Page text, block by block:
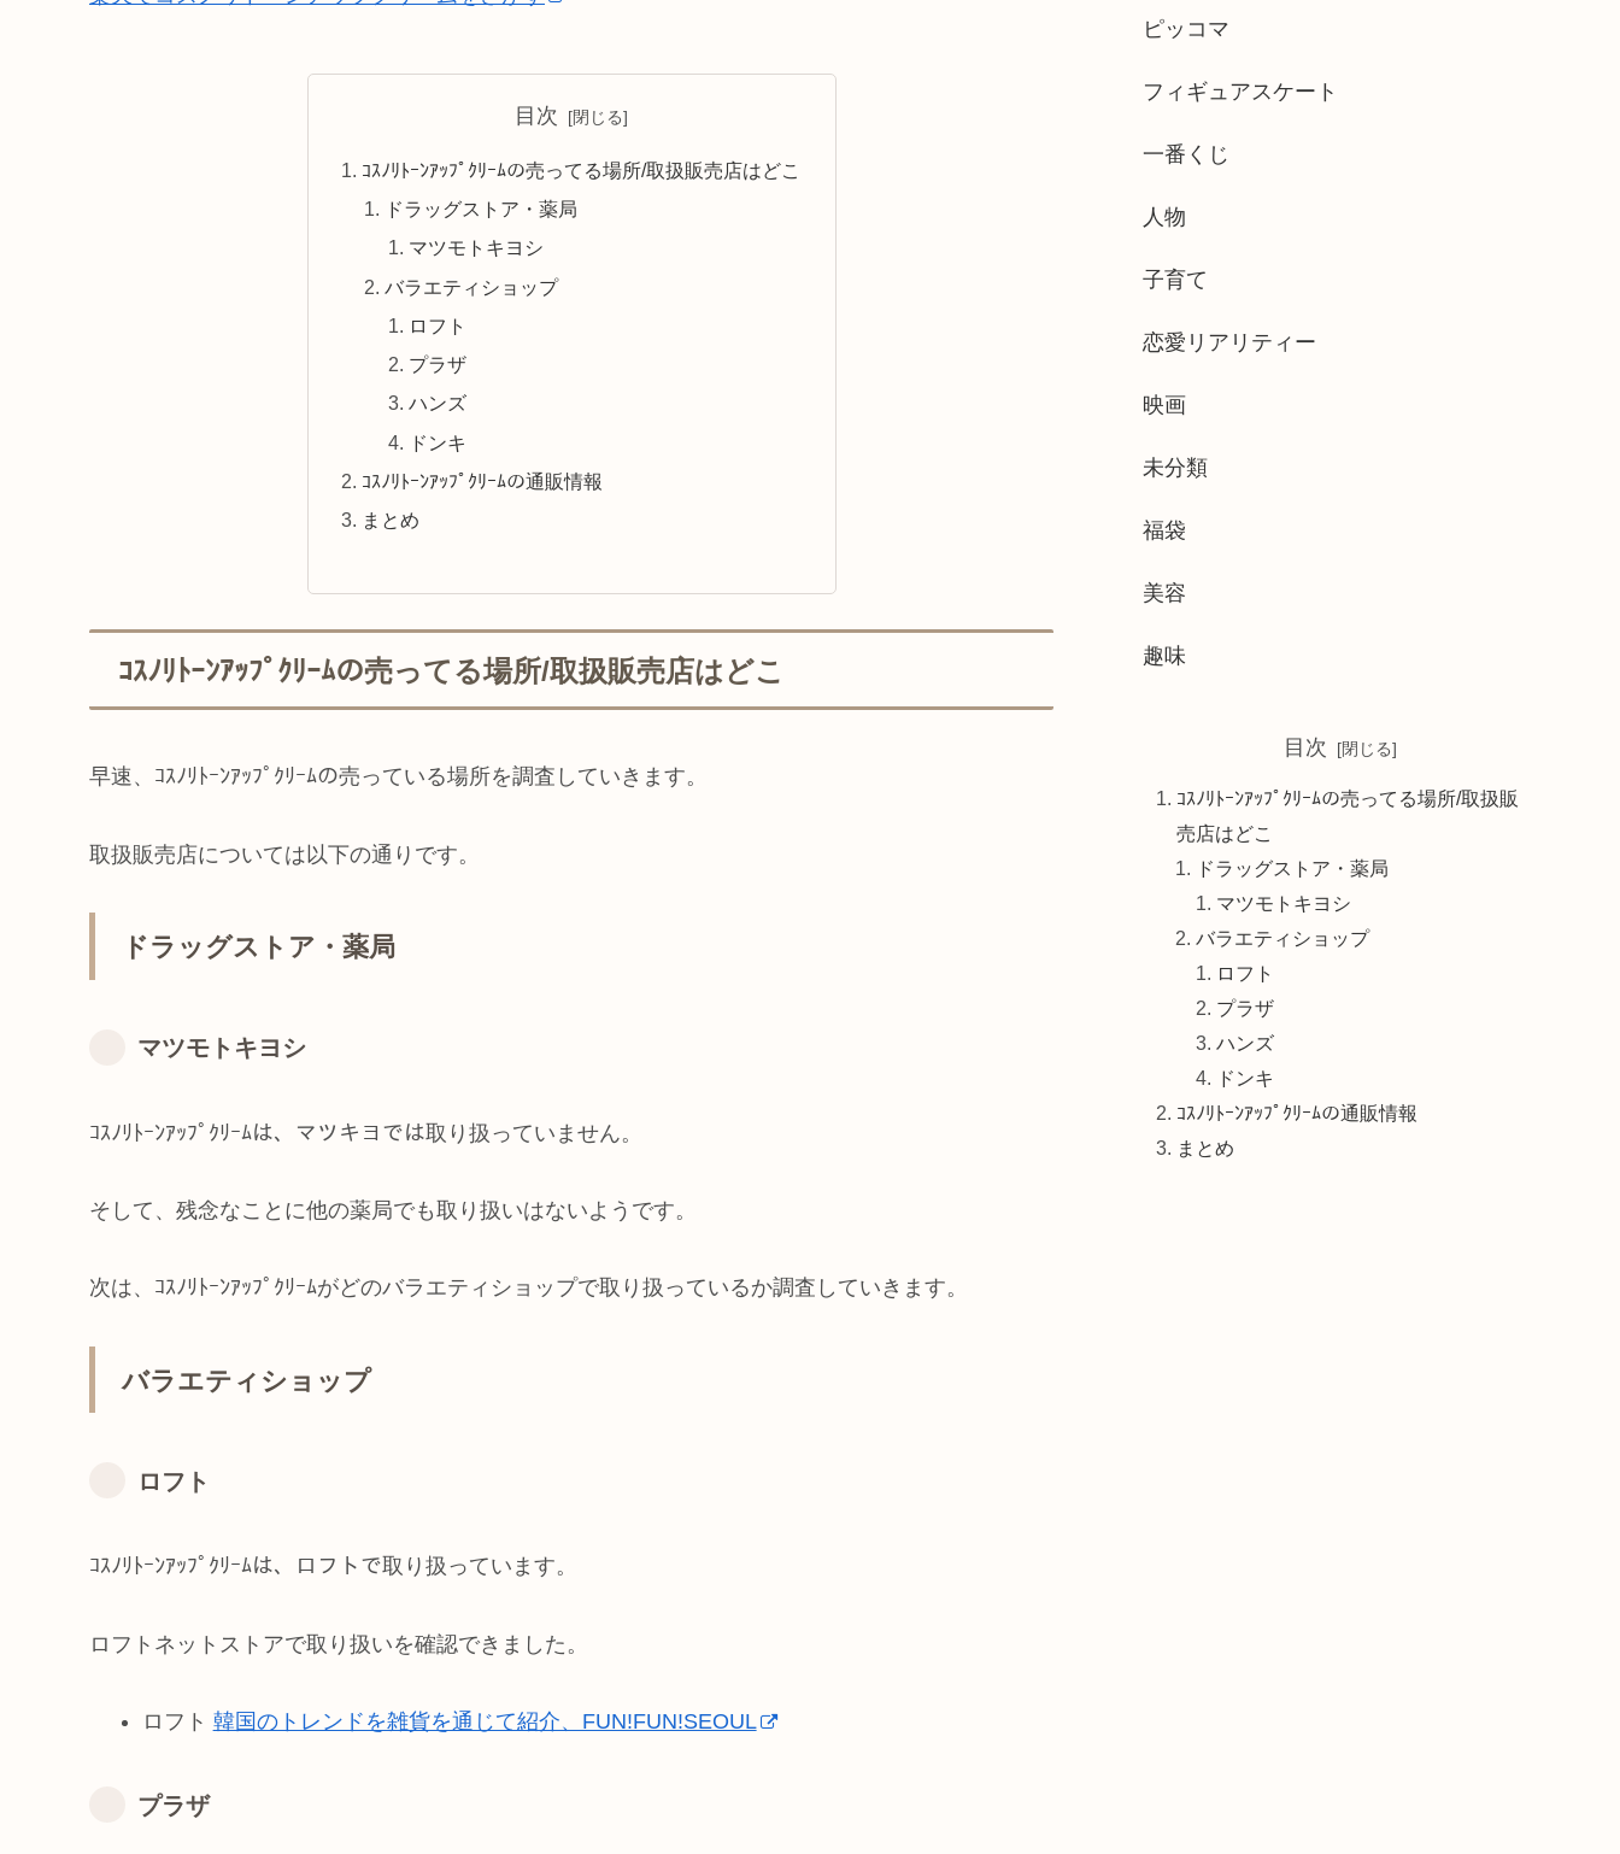
目次
ｺｽﾉﾘﾄｰﾝｱｯﾌﾟｸﾘｰﾑの売ってる場所/取扱販売店はどこ
ドラッグストア・薬局
マツモトキヨシ
バラエティショップ
ロフト
プラザ
ハンズ
ドンキ
ｺｽﾉﾘﾄｰﾝｱｯﾌﾟｸﾘｰﾑの通販情報
まとめ
ｺｽﾉﾘﾄｰﾝｱｯﾌﾟｸﾘｰﾑの売ってる場所/取扱販売店はどこ
早速、ｺｽﾉﾘﾄｰﾝｱｯﾌﾟｸﾘｰﾑの売っている場所を調査していきます。
取扱販売店については以下の通りです。
ドラッグストア・薬局
マツモトキヨシ
ｺｽﾉﾘﾄｰﾝｱｯﾌﾟｸﾘｰﾑは、マツキヨでは取り扱っていません。
そして、残念なことに他の薬局でも取り扱いはないようです。
次は、ｺｽﾉﾘﾄｰﾝｱｯﾌﾟｸﾘｰﾑがどのバラエティショップで取り扱っているか調査していきます。
バラエティショップ
ロフト
ｺｽﾉﾘﾄｰﾝｱｯﾌﾟｸﾘｰﾑは、ロフトで取り扱っています。
ロフトネットストアで取り扱いを確認できました。
ロフト 韓国のトレンドを雑貨を通じて紹介、FUN!FUN!SEOUL
プラザ
ピッコマ
フィギュアスケート
一番くじ
人物
子育て
恋愛リアリティー
映画
未分類
福袋
美容
趣味
目次
ｺｽﾉﾘﾄｰﾝｱｯﾌﾟｸﾘｰﾑの売ってる場所/取扱販
売店はどこ
ドラッグストア・薬局
マツモトキヨシ
バラエティショップ
ロフト
プラザ
ハンズ
ドンキ
ｺｽﾉﾘﾄｰﾝｱｯﾌﾟｸﾘｰﾑの通販情報
まとめ